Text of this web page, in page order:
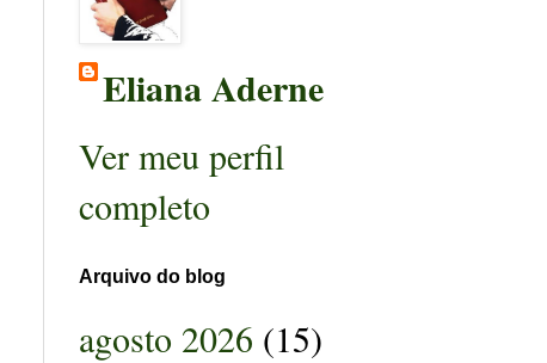
Eliana Aderne
Ver meu perfil
completo
Arquivo do blog
agosto 2026 (15)